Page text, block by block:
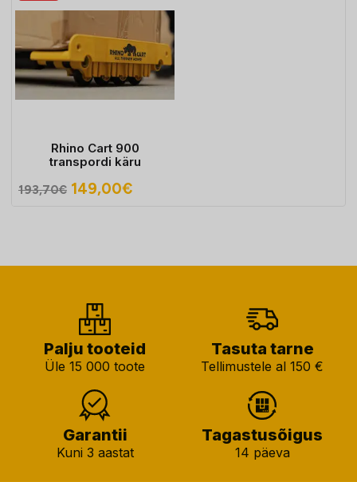
125,00€.105,73€.
Rhino Cart 900
transpordi käru
193,70€ Algne
149,00€Praegune
Palju tooteid
Üle 15 000 toote
Tasuta tarne
Tellimustele al 150 €
Garantii
Kuni 3 aastat
Tagastusõigus
14 päeva